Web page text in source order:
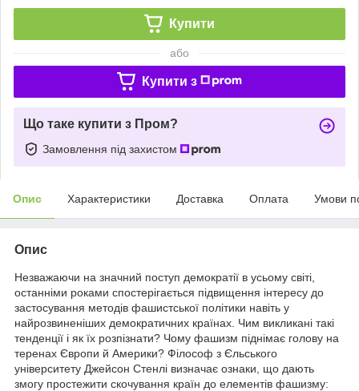
Купити
або
Купити з
Що таке купити з Пром?
Замовлення під захистом
Опис Характеристики Доставка Оплата Умови
Опис
Незважаючи на значний поступ демократії в усьому світі,
останніми роками спостерігається підвищення інтересу до
застосування методів фашистської політики навіть у
найрозвиненіших демократичних країнах. Чим викликані такі
тенденції і як їх розпізнати? Чому фашизм піднімає голову на
теренах Європи й Америки? Філософ з Єльського
університету Джейсон Стенлі визначає ознаки, що дають
змогу простежити скочування країн до елементів фашизму: